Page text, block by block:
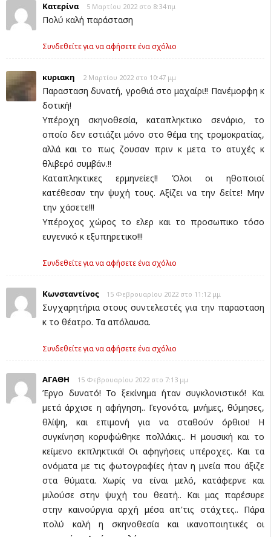
Κατερίνα 5 Μαρτίου 2022 στο 8:34 πμ
Πολύ καλή παράσταση
Συνδεθείτε για να αφήσετε ένα σχόλιο
κυριακη 2 Μαρτίου 2022 στο 10:47 μμ
Παρασταση δυνατή, γροθιά στο μαχαίρι!! Πανέμορφη κ
δοτική!
Υπέροχη σκηνοθεσία, καταπληκτικο σενάριο, το
οποίο δεν εστιάζει μόνο στο θέμα της τρομοκρατίας,
αλλά και το πως ζουσαν πριν κ μετα το ατυχές κ
θλιβερό συμβάν.!!
Καταπληκτικες ερμηνείες!! Όλοι οι ηθοποιοί
κατέθεσαν την ψυχή τους. Αξίζει να την δείτε! Μην
την χάσετε!!!
Υπέροχος χώρος το ελερ και το προσωπικο τόσο
ευγενικό κ εξυπηρετικο!!!
Συνδεθείτε για να αφήσετε ένα σχόλιο
Κωνσταντίνος 15 Φεβρουαρίου 2022 στο 11:12 μμ
Συγχαρητήρια στους συντελεστές για την παρασταση
κ το θέατρο. Τα απόλαυσα.
Συνδεθείτε για να αφήσετε ένα σχόλιο
ΑΓΑΘΗ 15 Φεβρουαρίου 2022 στο 7:13 μμ
Έργο δυνατό! Το ξεκίνημα ήταν συγκλονιστικό! Και
μετά άρχισε η αφήγηση.. Γεγονότα, μνήμες, θύμησες,
θλίψη, και επιμονή για να σταθούν όρθιοι! Η
συγκίνηση κορυφώθηκε πολλάκις.. Η μουσική και το
κείμενο εκπληκτικά! Οι αφηγήσεις υπέροχες. Και τα
ονόματα με τις φωτογραφίες ήταν η μνεία που άξιζε
στα θύματα. Χωρίς να είναι μελό, κατάφερνε και
μιλούσε στην ψυχή του θεατή.. Και μας παρέσυρε
στην καινούργια αρχή μέσα απ'τις στάχτες.. Πάρα
πολύ καλή η σκηνοθεσία και ικανοποιητικές οι